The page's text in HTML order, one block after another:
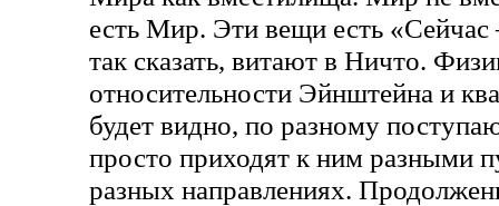
есть Мир. Эти вещи есть
так сказать, витают в Ничто.
относительности Эйнштейна и
будет видно, по разному
просто приходят к ним разными
разных направлениях.